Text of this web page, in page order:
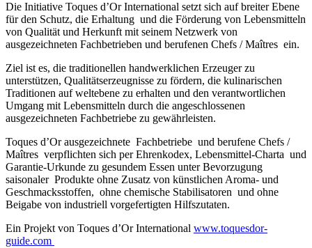
Die Initiative Toques d’Or International setzt sich auf breiter Ebene
für den Schutz, die Erhaltung und die Förderung von Lebensmitteln
von Qualität und Herkunft mit seinem Netzwerk von
ausgezeichneten Fachbetrieben und berufenen Chefs / Maîtres ein.
Ziel ist es, die traditionellen handwerklichen Erzeuger zu
unterstützen, Qualitätserzeugnisse zu fördern, die kulinarischen
Traditionen auf weltebene zu erhalten und den verantwortlichen
Umgang mit Lebensmitteln durch die angeschlossenen
ausgezeichneten Fachbetriebe zu gewährleisten.
Toques d’Or ausgezeichnete Fachbetriebe und berufene Chefs /
Maîtres verpflichten sich per Ehrenkodex, Lebensmittel-Charta und
Garantie-Urkunde zu gesundem Essen unter Bevorzugung
saisonaler Produkte ohne Zusatz von künstlichen Aroma- und
Geschmacksstoffen, ohne chemische Stabilisatoren und ohne
Beigabe von industriell vorgefertigten Hilfszutaten.
Ein Projekt von Toques d’Or International www.toquesdor-
guide.com